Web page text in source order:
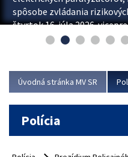
spôsobe zvládania
štvrtok 16. júla 2026
Rastislav Polakovič a
Úvodná stránka MV SR
Polícia